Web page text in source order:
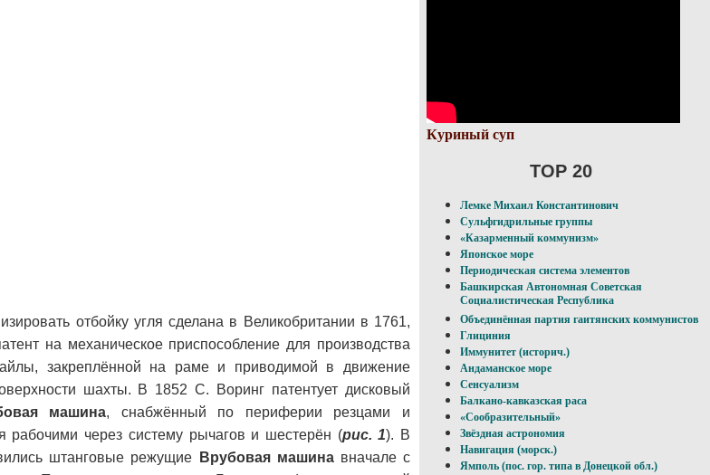
отбойку угля сделана в Великобритании в 1761,
на механическое приспособление для производства
закреплённой на раме и приводимой в движение
шахты. В 1852 С. Воринг патентует дисковый
машина, снабжённый по периферии резцами и
через систему рычагов и шестерён (рис. 1). В
штанговые режущие
Врубовая машинавначале с
Куриный суп
TOP 20
Лемке Михаил Константинович
Сульфгидрильные группы
«Казарменный коммунизм»
Японское море
Периодическая система элементов
Башкирская Автономная Советская
Социалистическая Республика
Объединённая партия гаитянских коммунистов
Глициния
Иммунитет (историч.)
Андаманское море
Сенсуализм
Балкано-кавказская раса
«Сообразительный»
Звёздная астрономия
Навигация (морск.)
Ямполь (пос. гор. типа в Донецкой обл.)